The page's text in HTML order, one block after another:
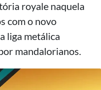
royale naquela
com o novo
liga metálica
mandalorianos.